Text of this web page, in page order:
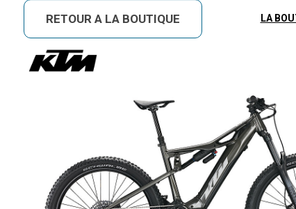
LA
RETOUR A LA BOUTIQUE